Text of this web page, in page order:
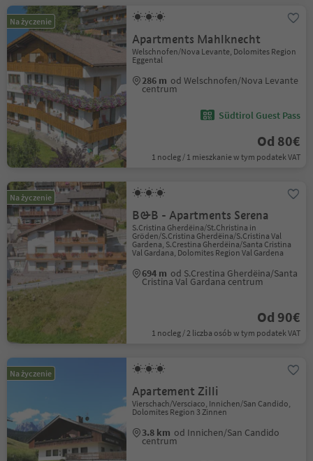
Na życzenie
Apartments Mahlknecht
Welschnofen/Nova Levante, Dolomites Region
Eggental
286 m od Welschnofen/Nova Levante
centrum
Südtirol Guest Pass
Od 80€
1 nocleg / 1 mieszkanie w tym podatek VAT
Na życzenie
B&B - Apartments Serena
S.Cristina Gherdëina/St.Christina in
Gröden/S.Cristina Gherdëina/S.Cristina Val
Gardena, S.Crestina Gherdëina/Santa Cristina
Val Gardana, Dolomites Region Val Gardena
694 m od S.Crestina Gherdëina/Santa
Cristina Val Gardana centrum
Od 90€
1 nocleg / 2 liczba osób w tym podatek VAT
Na życzenie
Apartement Zilli
Vierschach/Versciaco, Innichen/San Candido,
Dolomites Region 3 Zinnen
3.8 km od Innichen/San Candido
centrum